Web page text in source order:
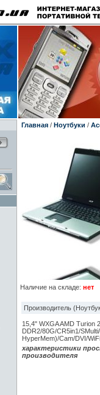
Главная/ Ноутбуки /
Наличие на складе: нет
Производитель
15,4" WXGA AMD Turion
DDR2/80G/CR5in1/
HyperMem)/Cam/DVI/
характеристики
производителя